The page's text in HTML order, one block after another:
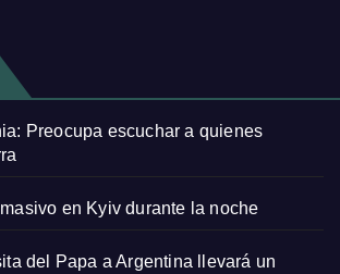
Preocupa escuchar a quienes
en Kyiv durante la noche
del Papa a Argentina llevará un